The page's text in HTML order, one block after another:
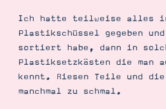
Angebote
Demonstrator werden
Blog
Produkte erklärt
Über mich
Über Stampin’ Up!
Ich hatte teilweise alles
Plastikschüssel gegeben
sortiert habe, dann in
Plastiksetzkästen die man
kennt. Riesen Teile und die
manchmal zu schmal.